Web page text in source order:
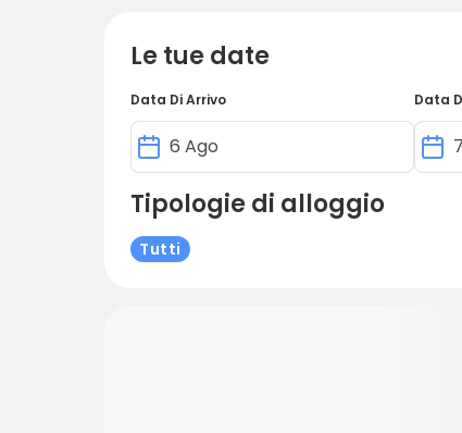
Le tue date
Data Di Arrivo Data
Tipologie di alloggio
Tutti